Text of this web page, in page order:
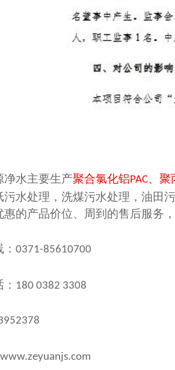
净水主要生产聚合氯化铝PAC、聚
污水处理，洗煤污水处理，油田
惠的产品价位、周到的售后服务
：0371-85610700
180 0382 3308